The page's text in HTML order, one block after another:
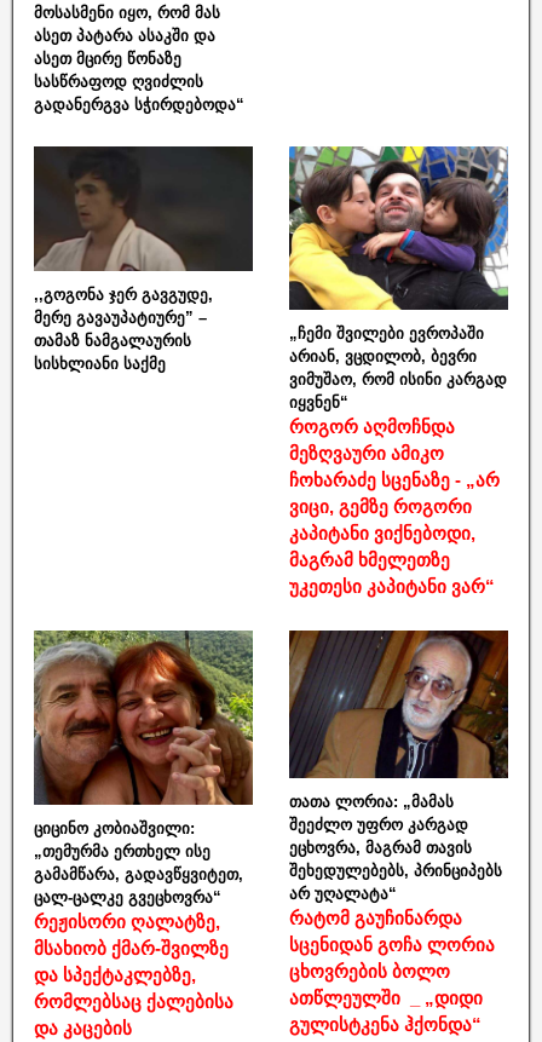
მოსასმენი იყო, რომ მას
ასეთ პატარა ასაკში და
ასეთ მცირე წონაზე
სასწრაფოდ ღვიძლის
გადანერგვა სჭირდებოდა“
,,გოგონა ჯერ გავგუდე,
მერე გავაუპატიურე” –
თამაზ ნამგალაურის
სისხლიანი საქმე
„ჩემი შვილები ევროპაში
არიან, ვცდილობ, ბევრი
ვიმუშაო, რომ ისინი კარგად
იყვნენ“
როგორ აღმოჩნდა
მეზღვაური ამიკო
ჩოხარაძე სცენაზე - „არ
ვიცი, გემზე როგორი
კაპიტანი ვიქნებოდი,
მაგრამ ხმელეთზე
უკეთესი კაპიტანი ვარ“
ციცინო კობიაშვილი:
„თემურმა ერთხელ ისე
გამამწარა, გადავწყვიტეთ,
ცალ-ცალკე გვეცხოვრა“
რეჟისორი ღალატზე,
მსახიობ ქმარ-შვილზე
და სპექტაკლებზე,
რომლებსაც ქალებისა
და კაცების
თათა ლორია: „მამას
შეეძლო უფრო კარგად
ეცხოვრა, მაგრამ თავის
შეხედულებებს, პრინციპებს
არ უღალატა“
რატომ გაუჩინარდა
სცენიდან გოჩა ლორია
ცხოვრების ბოლო
ათწლეულში _ „დიდი
გულისტკენა ჰქონდა“